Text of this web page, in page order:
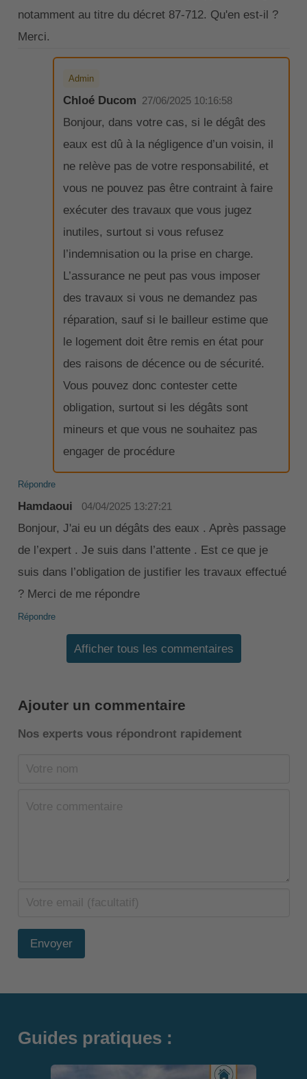
notamment au titre du décret 87-712. Qu'en est-il ?
Merci.
Admin
Chloé Ducom 27/06/2025 10:16:58
Bonjour, dans votre cas, si le dégât des
eaux est dû à la négligence d’un voisin, il
ne relève pas de votre responsabilité, et
vous ne pouvez pas être contraint à faire
exécuter des travaux que vous jugez
inutiles, surtout si vous refusez
l’indemnisation ou la prise en charge.
L’assurance ne peut pas vous imposer
des travaux si vous ne demandez pas
réparation, sauf si le bailleur estime que
le logement doit être remis en état pour
des raisons de décence ou de sécurité.
Vous pouvez donc contester cette
obligation, surtout si les dégâts sont
mineurs et que vous ne souhaitez pas
engager de procédure
Répondre
Hamdaoui 04/04/2025 13:27:21
Bonjour, J'ai eu un dégâts des eaux . Après passage
de l’expert . Je suis dans l’attente . Est ce que je
suis dans l’obligation de justifier les travaux effectué
? Merci de me répondre
Répondre
Afficher tous les commentaires
Ajouter un commentaire
Nos experts vous répondront rapidement
Envoyer
Guides pratiques :